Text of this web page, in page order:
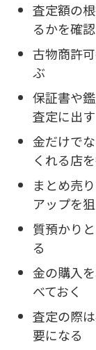
査定額の
るかを確
古物商許
ぶ
保証書や
査定に出す
金だけで
くれる店
まとめ売
アップを
質預かり
る
金の購入
べておく
査定の際
要になる